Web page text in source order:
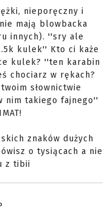
nieporęczny i
mają blowbacka
innych). ''sry ale
kulek'' Kto ci każe
kulek? ''ten karabin
chociarz w rękach?
słownictwie
nim takiego fajnego''
znaków dużych
o tysiącach a nie
z tibii